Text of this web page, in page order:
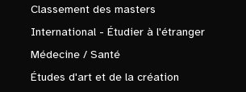
Classement des masters
International - Étudier à l'étranger
Médecine / Santé
Études d'art et de la création